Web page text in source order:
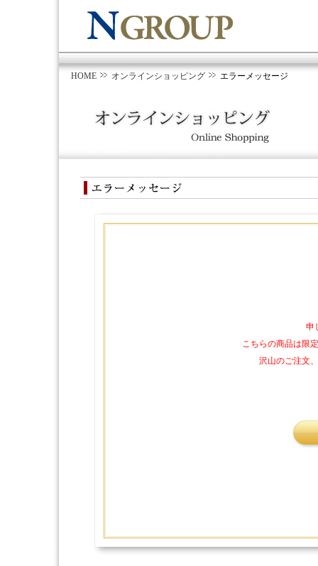
HOME オンラインショッピング エラーメッセージ
申
こちらの商品は限
沢山のご注文